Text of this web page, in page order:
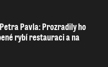
Pavla: Prozradily ho
rybí restauraci a na